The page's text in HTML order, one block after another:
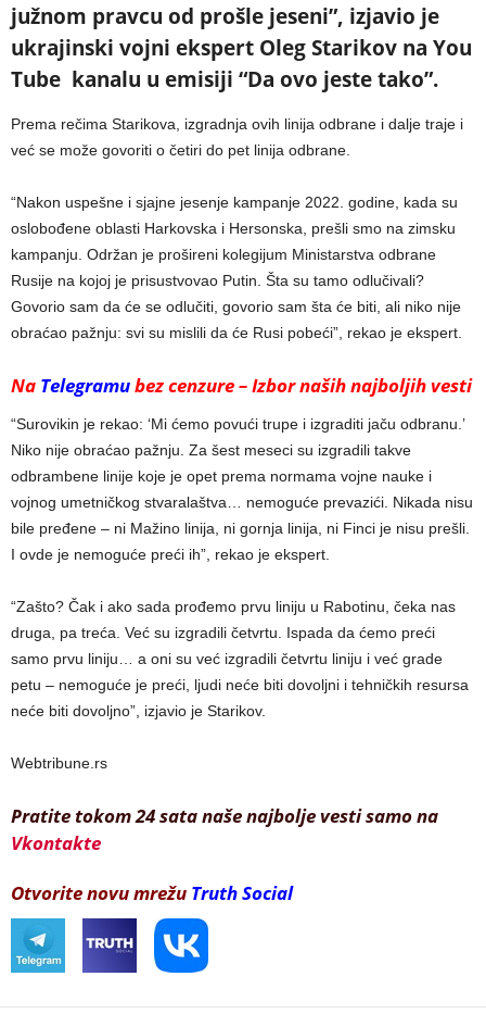
južnom pravcu od prošle jeseni”, izjavio je
ukrajinski vojni ekspert Oleg Starikov na You
Tube kanalu u emisiji “Da ovo jeste tako”.
Prema rečima Starikova, izgradnja ovih linija odbrane i dalje traje i
već se može govoriti o četiri do pet linija odbrane.
“Nakon uspešne i sjajne jesenje kampanje 2022. godine, kada su
oslobođene oblasti Harkovska i Hersonska, prešli smo na zimsku
kampanju. Održan je prošireni kolegijum Ministarstva odbrane
Rusije na kojoj je prisustvovao Putin. Šta su tamo odlučivali?
Govorio sam da će se odlučiti, govorio sam šta će biti, ali niko nije
obraćao pažnju: svi su mislili da će Rusi pobeći”, rekao je ekspert.
Na Telegramubez cenzure – Izbor naših najboljih vesti
“Surovikin je rekao: ‘Mi ćemo povući trupe i izgraditi jaču odbranu.’
Niko nije obraćao pažnju. Za šest meseci su izgradili takve
odbrambene linije koje je opet prema normama vojne nauke i
vojnog umetničkog stvaralaštva… nemoguće prevazići. Nikada nisu
bile pređene – ni Mažino linija, ni gornja linija, ni Finci je nisu prešli.
I ovde je nemoguće preći ih”, rekao je ekspert.
“Zašto? Čak i ako sada prođemo prvu liniju u Rabotinu, čeka nas
druga, pa treća. Već su izgradili četvrtu. Ispada da ćemo preći
samo prvu liniju… a oni su već izgradili četvrtu liniju i već grade
petu – nemoguće je preći, ljudi neće biti dovoljni i tehničkih resursa
neće biti dovoljno”, izjavio je Starikov.
Webtribune.rs
Pratite tokom 24 sata naše najbolje vesti samo na
Vkontakte
Otvorite novu mrežu Truth Social